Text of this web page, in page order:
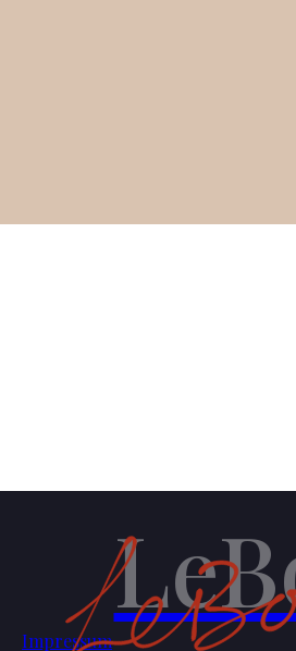
Impressum